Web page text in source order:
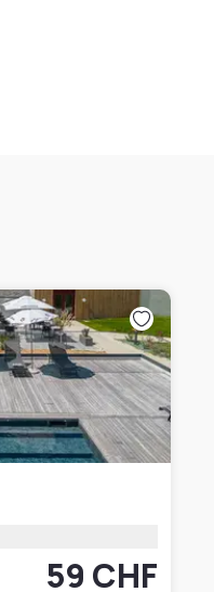
59 CHF